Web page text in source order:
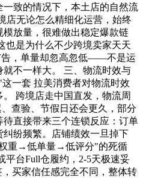
致的情况下，本土店的自然流
店无论怎么精细化运营，始终
放量，很难做出稳定爆款链
也是为什么不少跨境卖家天天
告，单量却忽高忽低——不是运
不一样大。 三、物流时效与
一套 拉美消费者对物流时效
跨境店走中国直发，物流周
查验、节假日还会更久，部分
直接带来三个连锁反应：订单
纷频繁。店铺绩效一旦掉下
重→低单量→低评分"的死循
平台Full仓履约，2-5天极速妥
买家信任感完全不同，整体转